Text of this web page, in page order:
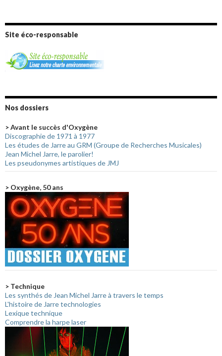
Site éco-responsable
Nos dossiers
> Avant le succès d'Oxygène
Discographie de 1971 à 1977
Les études de Jarre au GRM (Groupe de Recherches Musicales)
Jean Michel Jarre, le parolier!
Les pseudonymes artistiques de JMJ
> Oxygène, 50 ans
> Technique
Les synthés de Jean Michel Jarre à travers le temps
L'histoire de Jarre technologies
Lexique technique
Comprendre la harpe laser